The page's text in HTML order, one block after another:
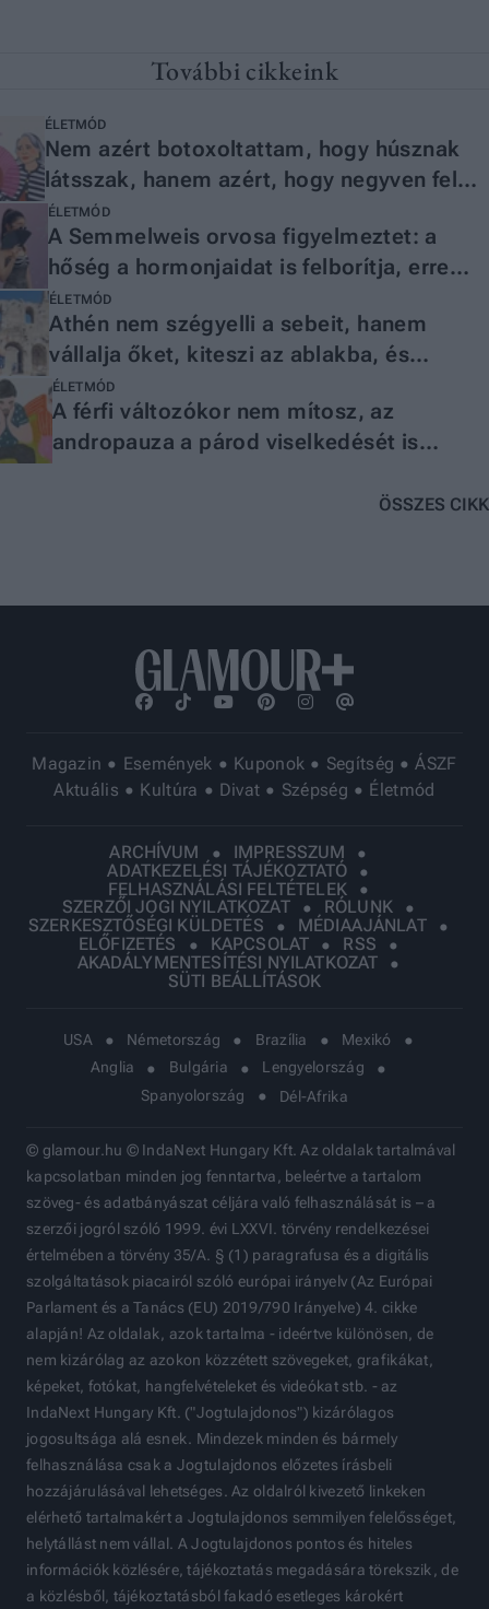
További cikkeink
ÉLETMÓD
Nem azért botoxoltattam, hogy húsznak
látsszak, hanem azért, hogy negyven felett
is jól érezzem magam
ÉLETMÓD
A Semmelweis orvosa figyelmeztet: a
hőség a hormonjaidat is felborítja, erre
számíthatsz nőként
ÉLETMÓD
Athén nem szégyelli a sebeit, hanem
vállalja őket, kiteszi az ablakba, és
közben dalt ír belőlük
ÉLETMÓD
A férfi változókor nem mítosz, az
andropauza a párod viselkedését is
ÖSSZES CIKK
Magazin Események Kuponok Segítség
ÁSZF
Aktuális
Kultúra Divat Szépség Életmód
ARCHÍVUM
IMPRESSZUM
ADATKEZELÉSI TÁJÉKOZTATÓ
FELHASZNÁLÁSI FELTÉTELEK
SZERZŐI JOGI NYILATKOZAT
RÓLUNK
SZERKESZTŐSÉGI KÜLDETÉS
MÉDIAAJÁNLAT
ELŐFIZETÉS
KAPCSOLAT
RSS
AKADÁLYMENTESÍTÉSI NYILATKOZAT
SÜTI BEÁLLÍTÁSOK
USA Németország Brazília
Mexikó
Anglia
Bulgária
Lengyelország
Spanyolország
Dél-Afrika
© glamour.hu © IndaNext Hungary Kft. Az oldalak tartalmával
kapcsolatban minden jog fenntartva, beleértve a tartalom
szöveg- és adatbányászat céljára való felhasználását is – a
szerzői jogról szóló 1999. évi LXXVI. törvény rendelkezései
értelmében a törvény 35/A. § (1) paragrafusa és a digitális
szolgáltatások piacairól szóló európai irányelv (Az Európai
Parlament és a Tanács (EU) 2019/790 Irányelve) 4. cikke
alapján! Az oldalak, azok tartalma - ideértve különösen, de
nem kizárólag az azokon közzétett szövegeket, grafikákat,
képeket, fotókat, hangfelvételeket és videókat stb. - az
IndaNext Hungary Kft. ("Jogtulajdonos") kizárólagos
jogosultsága alá esnek. Mindezek minden és bármely
felhasználása csak a Jogtulajdonos előzetes írásbeli
hozzájárulásával lehetséges. Az oldalról kivezető linkeken
elérhető tartalmakért a Jogtulajdonos semmilyen felelősséget,
helytállást nem vállal. A Jogtulajdonos pontos és hiteles
információk közlésére, tájékoztatás megadására törekszik, de
a közlésből, tájékoztatásból fakadó esetleges károkért